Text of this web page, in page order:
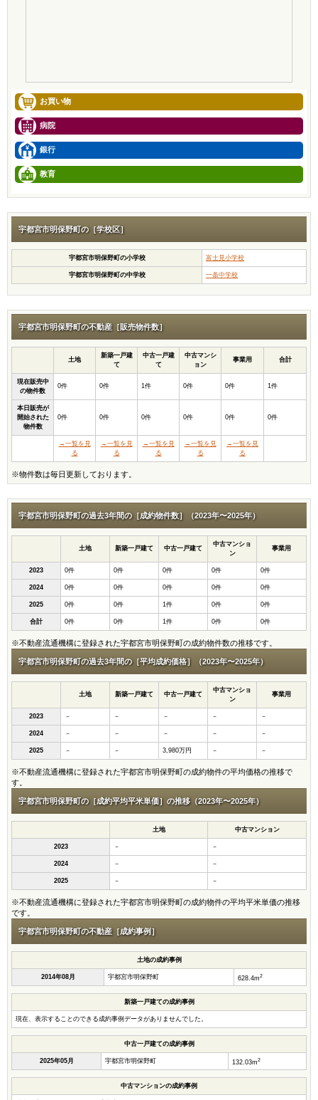
お買い物
病院
銀行
教育
宇都宮市明保野町の［学校区］
宇都宮市明保野町の小学校 富士見小学校
宇都宮市明保野町の中学校 一条中学校
宇都宮市明保野町の不動産［販売物件数］
土地
新築一戸建
て
中古一戸建
て
中古マンシ
ョン
事業用 合計
現在販売中
の物件数
0件 0件 1件 0件 0件 1件
本日販売が
開始された
物件数
0件 0件 0件 0件 0件 0件
→一覧を見
る
→一覧を見
る
→一覧を見
る
→一覧を見
る
→一覧を見
る
※物件数は毎日更新しております。
宇都宮市明保野町の過去3年間の［成約物件数］（2023年〜2025年）
土地 新築一戸建て 中古一戸建て
中古マンショ
ン
事業用
2023 0件 0件 0件 0件 0件
2024 0件 0件 0件 0件 0件
2025 0件 0件 1件 0件 0件
合計 0件 0件 1件 0件 0件
※不動産流通機構に登録された宇都宮市明保野町の成約物件数の推移です。
宇都宮市明保野町の過去3年間の［平均成約価格］（2023年〜2025年）
土地 新築一戸建て 中古一戸建て
中古マンショ
ン
事業用
2023 － － － － －
2024 － － － － －
2025 － － 3,980万円 － －
※不動産流通機構に登録された宇都宮市明保野町の成約物件の平均価格の推移で
す。
宇都宮市明保野町の［成約平均平米単価］の推移（2023年〜2025年）
土地 中古マンション
2023 － －
2024 － －
2025 － －
※不動産流通機構に登録された宇都宮市明保野町の成約物件の平均平米単価の推移
です。
宇都宮市明保野町の不動産［成約事例］
土地の成約事例
2014年08月 宇都宮市明保野町 628.4m2
新築一戸建ての成約事例
現在、表示することのできる成約事例データがありませんでした。
中古一戸建ての成約事例
2025年05月 宇都宮市明保野町 132.03m2
中古マンションの成約事例